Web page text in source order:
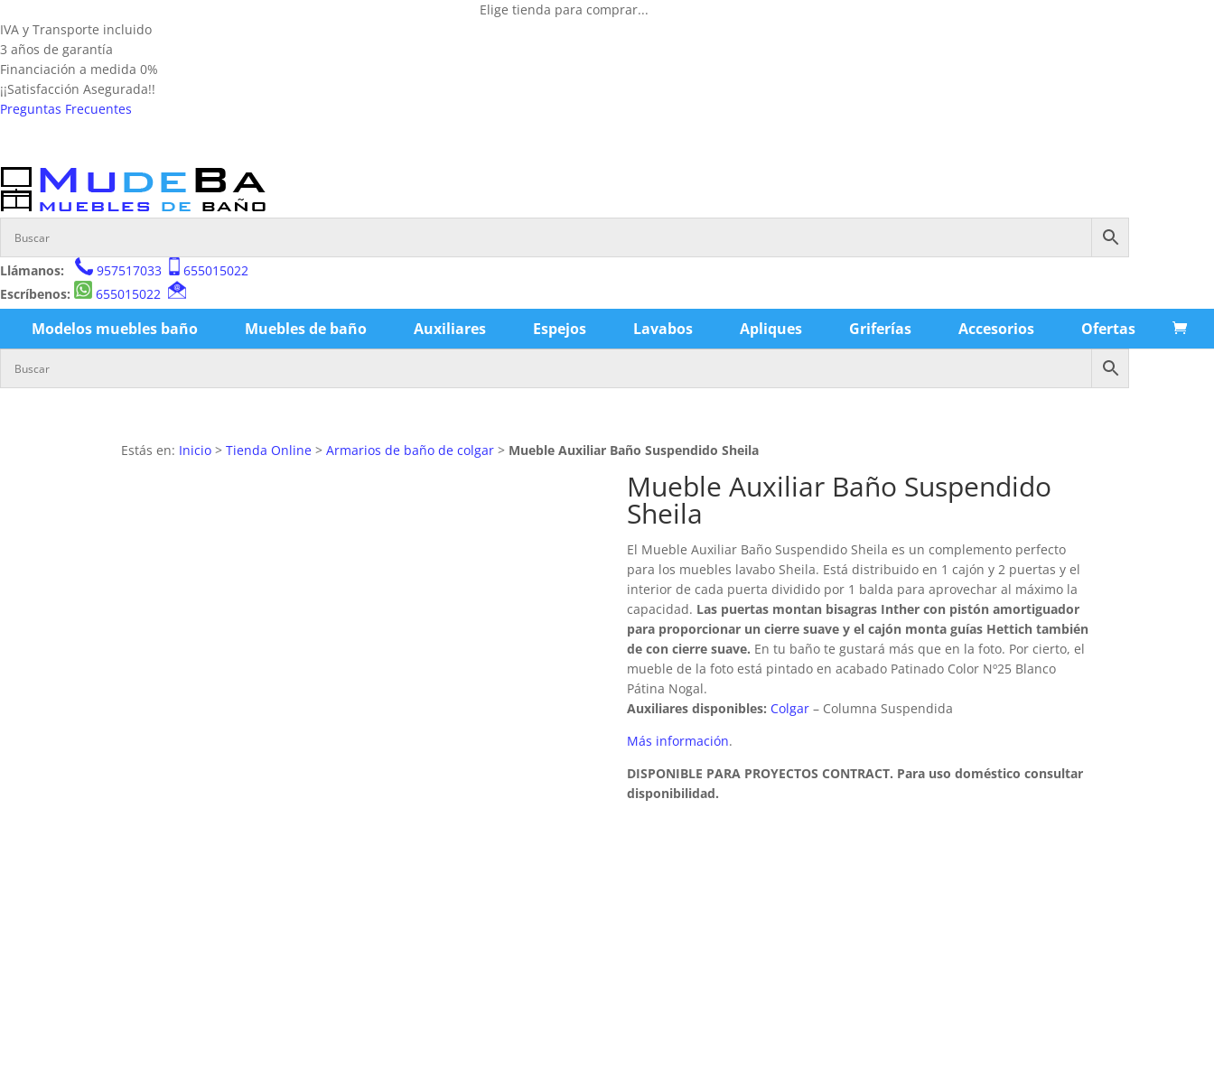
Elige tienda para comprar...
IVA y Transporte incluido
3 años de garantía
Financiación a medida 0%
¡¡Satisfacción Asegurada!!
Preguntas Frecuentes
Llámanos: 957517033
655015022
Escríbenos:
655015022
Modelos muebles baño Muebles de baño Auxiliares Espejos Lavabos Apliques Griferías Accesorios Ofertas
Estás en: Inicio >Tienda Online >Armarios de baño de colgar > Mueble Auxiliar Baño Suspendido Sheila
Mueble Auxiliar Baño Suspendido
Sheila
El Mueble Auxiliar Baño Suspendido Sheila es un complemento perfecto
para los muebles lavabo Sheila. Está distribuido en 1 cajón y 2 puertas y el
interior de cada puerta dividido por 1 balda para aprovechar al máximo la
capacidad. Las puertas montan bisagras Inther con pistón amortiguador
para proporcionar un cierre suave y el cajón monta guías Hettich también
de con cierre suave. En tu baño te gustará más que en la foto. Por cierto, el
mueble de la foto está pintado en acabado Patinado Color Nº25 Blanco
Pátina Nogal.
Auxiliares disponibles: Colgar– Columna Suspendida
Más información.
DISPONIBLE PARA PROYECTOS CONTRACT. Para uso doméstico consultar
disponibilidad.